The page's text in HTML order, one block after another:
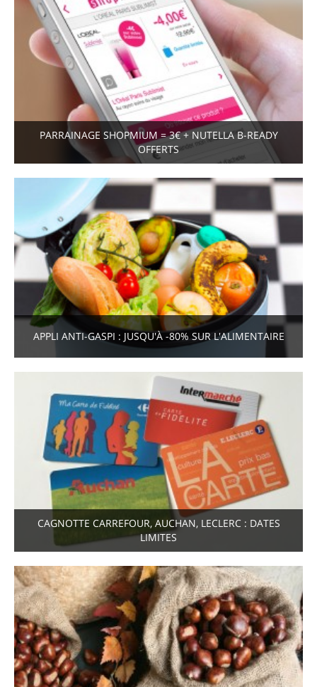
PARRAINAGE SHOPMIUM = 3€ + NUTELLA B-READY
OFFERTS
APPLI ANTI-GASPI : JUSQU'À -80% SUR L'ALIMENTAIRE
CAGNOTTE CARREFOUR, AUCHAN, LECLERC : DATES
LIMITES